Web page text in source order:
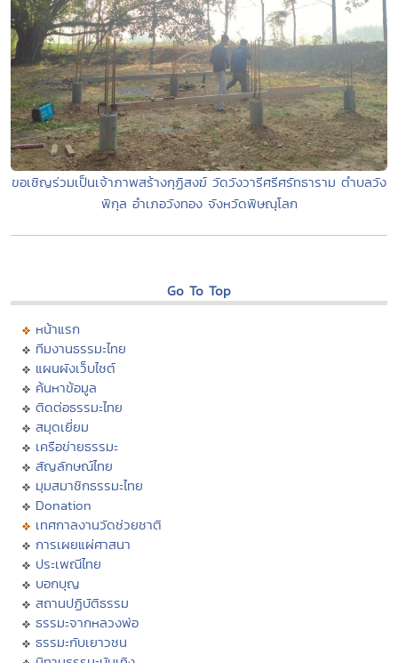
ขอเชิญร่วมเป็นเจ้าภาพสร้างกุฏิสงฆ์ วัดวังวารีศรีศรัทธาราม ตำบลวัง
พิกุล อำเภอวังทอง จังหวัดพิษณุโลก
Go To Top
หน้าแรก
ทีมงานธรรมะไทย
แผนผังเว็บไซต์
ค้นหาข้อมูล
ติดต่อธรรมะไทย
สมุดเยี่ยม
เครือข่ายธรรมะ
สัญลักษณ์ไทย
มุมสมาชิกธรรมะไทย
Donation
เทศกาลงานวัดช่วยชาติ
การเผยแผ่ศาสนา
ประเพณีไทย
บอกบุญ
สถานปฏิบัติธรรม
ธรรมะจากหลวงพ่อ
ธรรมะกับเยาวชน